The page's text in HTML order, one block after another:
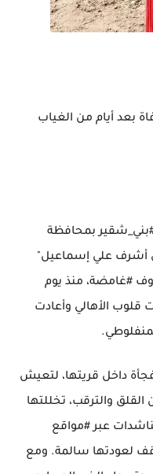
بعد أيام من الغياب
بمحافظة
أشرف علي إسماعيل"
#غامضة، منذ يوم
أحزنت قلوب الأهالي وأعادت
داخل قريتها، لتعيش
القلق والترقب، تخللتها
عبر #مواقع
لعودتها سالمة. ومع